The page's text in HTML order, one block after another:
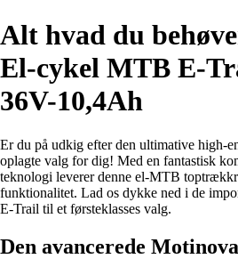
Alt hvad du
El-cykel MTB E-
36V-10,4Ah
Er du på udkig efter den ultimative high-
oplagte valg for dig! Med en fantastisk
teknologi leverer denne el-MTB
funktionalitet. Lad os dykke ned i de
E-Trail til et førsteklasses valg.
Den avancerede